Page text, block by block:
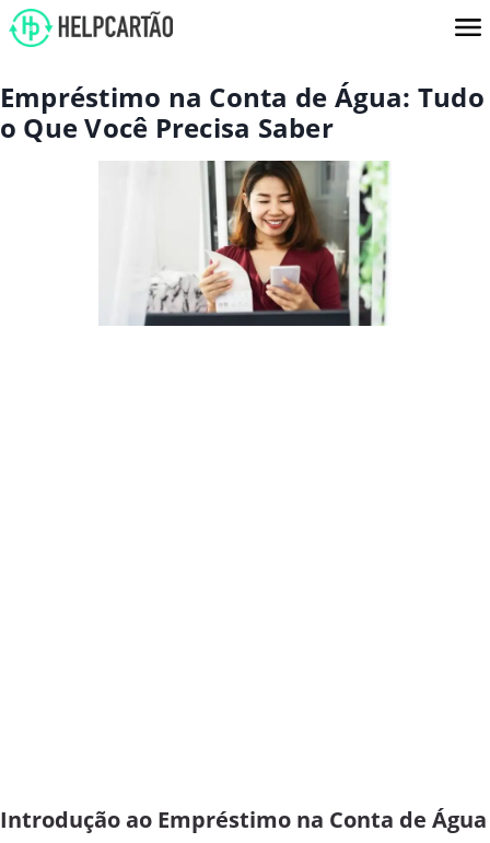
Empréstimo na Conta de Água: Tudo
o Que Você Precisa Saber
Introdução ao Empréstimo na Conta de Água